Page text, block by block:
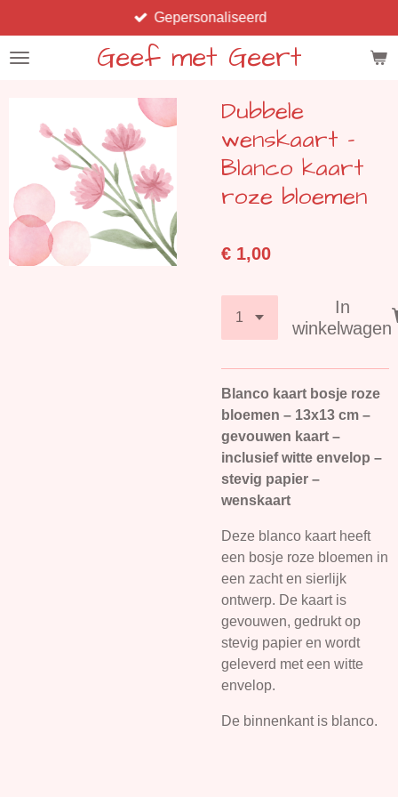
direct
naar
Geef met Geert
Gepersonaliseerd
Dubbele
wenskaart -
Blanco kaart
roze bloemen
€ 1,00
In
winkelwagen
Blanco kaart bosje roze
bloemen – 13x13 cm –
gevouwen kaart –
inclusief witte envelop –
stevig papier –
wenskaart
Deze blanco kaart heeft
een bosje roze bloemen in
een zacht en sierlijk
ontwerp. De kaart is
gevouwen, gedrukt op
stevig papier en wordt
geleverd met een witte
envelop.
De binnenkant is blanco.